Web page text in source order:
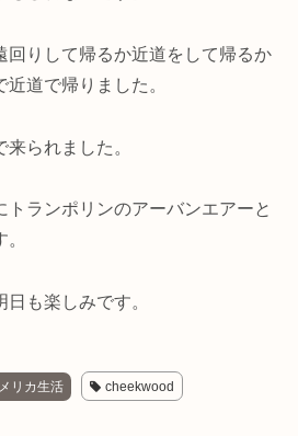
回りして帰るか近道をして帰るか
道で帰りました。
られました。
トランポリンのアーバンエアーと
も楽しみです。
リカ生活 cheekwood